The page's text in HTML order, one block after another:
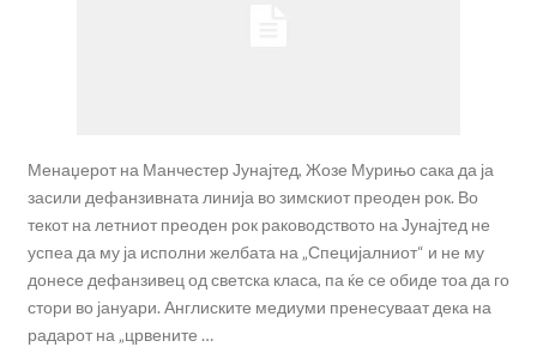
Менаџерот на Манчестер Јунајтед, Жозе Мурињо сака да ја
засили дефанзивната линија во зимскиот преоден рок. Во
текот на летниот преоден рок раководството на Јунајтед не
успеа да му ја исполни желбата на „Специјалниот“ и не му
донесе дефанзивец од светска класа, па ќе се обиде тоа да го
стори во јануари. Англиските медиуми пренесуваат дека на
радарот на „црвените …